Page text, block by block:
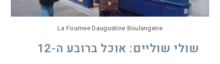
La Fournee Daugustine Boulangerie
שולי שוליים: אוכל ברובע ה-12